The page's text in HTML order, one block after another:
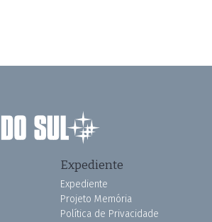
Expediente
Expediente
Projeto Memória
Política de Privacidade